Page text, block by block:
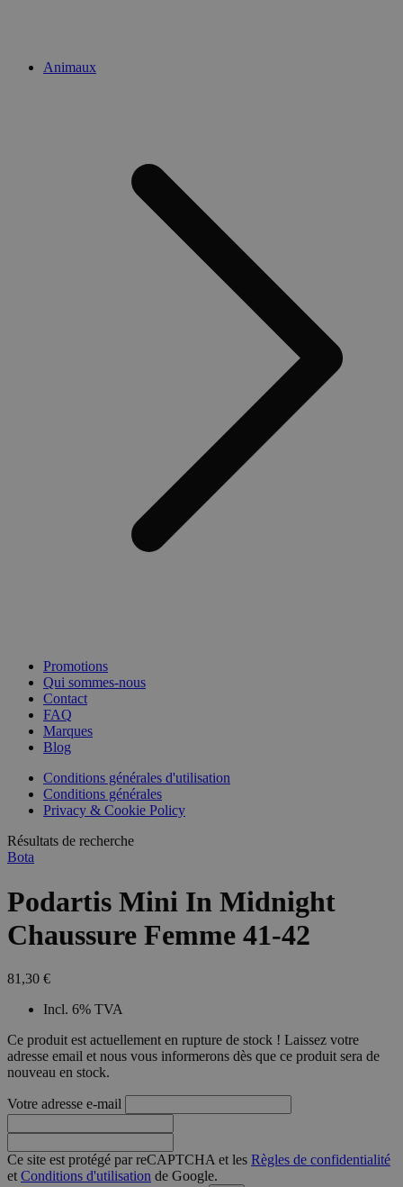
Animaux
Promotions
Qui sommes-nous
Contact
FAQ
Marques
Blog
Conditions générales d'utilisation
Conditions générales
Privacy & Cookie Policy
Résultats de recherche
Bota
Podartis Mini In Midnight
Chaussure Femme 41-42
81,30 €
Incl. 6% TVA
Ce produit est actuellement en rupture de stock ! Laissez votre
adresse email et nous vous informerons dès que ce produit sera de
nouveau en stock.
Votre adresse e-mail
Ce site est protégé par reCAPTCHA et les Règles de confidentialité
et Conditions d'utilisation de Google.